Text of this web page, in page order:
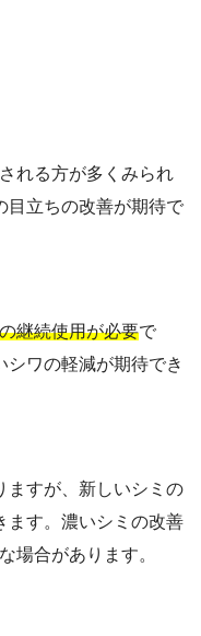
される方が多くみられ
目立ちの改善が期待で
継続使用が必要で
ワの軽減が期待でき
ますが、新しいシミの
ます。濃いシミの改善
場合があります。